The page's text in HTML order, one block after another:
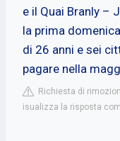
e il Quai Branly –
la prima
di 26 anni e sei
pagare nella
Richiesta di
isualizza la risposta